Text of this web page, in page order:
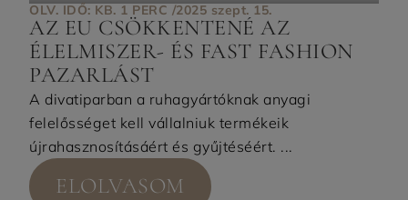
OLV. IDŐ: KB. 1 PERC /2025 szept. 15.
AZ EU CSÖKKENTENÉ AZ
ÉLELMISZER- ÉS FAST FASHION
PAZARLÁST
A divatiparban a ruhagyártóknak anyagi
felelősséget kell vállalniuk termékeik
újrahasznosításáért és gyűjtéséért. ...
ELOLVASOM